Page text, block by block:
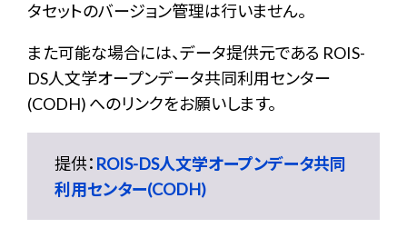
タセットのバージョン管理は行いません。
また可能な場合には、データ提供元である ROIS-
DS人文学オープンデータ共同利用センター
(CODH) へのリンクをお願いします。
提供： ROIS-DS人文学オープンデータ共同
利用センター(CODH)